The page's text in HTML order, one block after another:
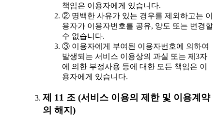
책임은 이용자에게 있습니다.
② 명백한 사유가 있는 경우를 제외하고는 이
용자가 이용자번호를 공유, 양도 또는 변경할
수 없습니다.
③ 이용자에게 부여된 이용자번호에 의하여
발생되는 서비스 이용상의 과실 또는 제3자
에 의한 부정사용 등에 대한 모든 책임은 이
용자에게 있습니다.
제 11 조 (서비스 이용의 제한 및 이용계약
의 해지)